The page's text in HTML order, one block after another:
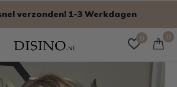
0 0
Niet goed? Geld terug!